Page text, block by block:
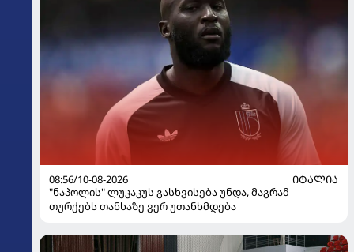
08:56/10-08-2026
ᲘᲢᲐᲚᲘᲐ
"ნაპოლის" ლუკაკუს გასხვისება უნდა, მაგრამ
თურქებს თანხაზე ვერ უთანხმდება